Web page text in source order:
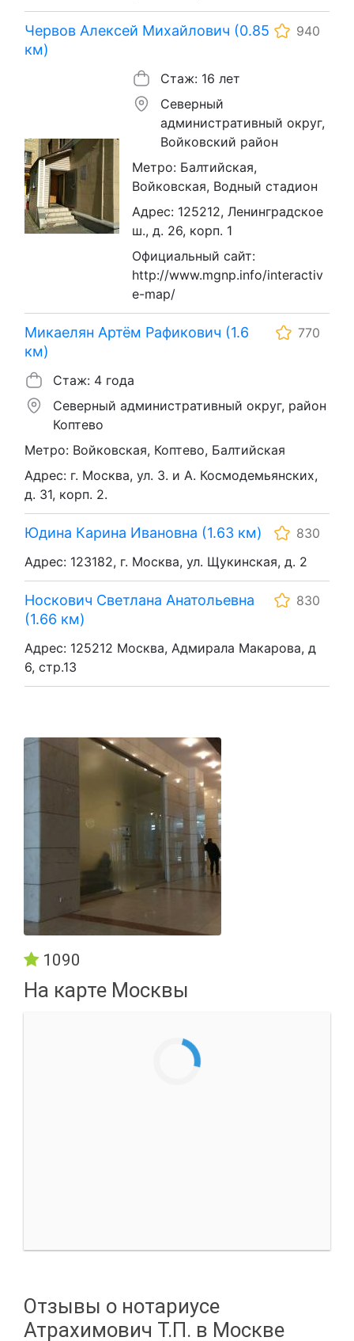
Червов Алексей Михайлович (0.85
км)
940
Стаж: 16 лет
Северный
административный округ,
Войковский район
Метро: Балтийская,
Войковская, Водный стадион
Адрес: 125212, Ленинградское
ш., д. 26, корп. 1
Официальный сайт:
http://www.mgnp.info/interactiv
e-map/
Микаелян Артём Рафикович (1.6
км)
770
Стаж: 4 года
Северный административный округ, район
Коптево
Метро: Войковская, Коптево, Балтийская
Адрес: г. Москва, ул. З. и А. Космодемьянских,
д. 31, корп. 2.
Юдина Карина Ивановна (1.63 км)
830
Адрес: 123182, г. Москва, ул. Щукинская, д. 2
Носкович Светлана Анатольевна
(1.66 км)
830
Адрес: 125212 Москва, Адмирала Макарова, д
6, стр.13
1090
На карте Москвы
Отзывы о нотариусе
Атрахимович Т.П. в Москве